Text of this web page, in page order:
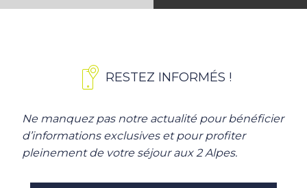
RESTEZ INFORMÉS !
Ne manquez pas notre actualité pour bénéficier
d’informations exclusives et pour profiter
pleinement de votre séjour aux 2 Alpes.